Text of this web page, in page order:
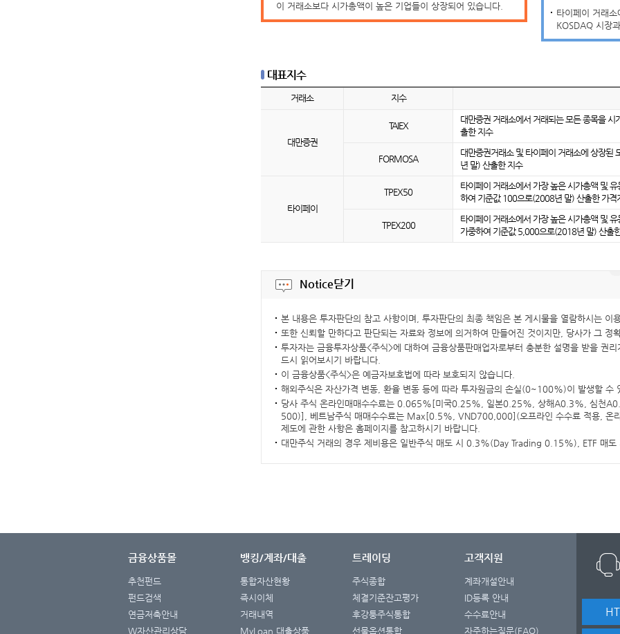
이 거래소보다 시가총액이 높은 기업들이 상장되어 있습니다.
타이페이 거래
KOSDAQ 시장
대표지수
거래소 지수
대만증권
TAIEX
대만증권 거래소에서 거래되는 모든 종목을
출한 지수
FORMOSA
대만증권거래소 및 타이페이 거래소에 상장
년 말) 산출한 지수
타이 페이
TPEX50
타이페이 거래소에서 가장 높은 시가총액 및
하여 기준값 100으로(2008년 말) 산출한 가격
TPEX200
타이페이 거래소에서 가장 높은 시가총액 및
가중하여 기준값 5,000으로(2018년 말) 산출
Notice닫기
본 내용은 투자판단의 참고 사항이며, 투자판단의 최종 책임은 본 게시물을 열람하시는 이
또한 신뢰할 만하다고 판단되는 자료와 정보에 의거하여 만들어진 것이지만, 당사가 그 정
투자자는 금융투자상품<주식>에 대하여 금융상품판매업자로부터 충분한 설명을 받을 권
드시 읽어보시기 바랍니다.
이 금융상품<주식>은 예금자보호법에 따라 보호되지 않습니다.
해외주식은 자산가격 변동, 환율 변동 등에 따라 투자원금의 손실(0~100%)이 발생할 수
당사 주식 온라인매매수수료는 0.065%[미국0.25%, 일본0.25%, 상해A0.3%, 심천
500)], 베트남주식 매매수수료는 Max[0.5%, VND700,000](오프라인 수수료 적용, 온
제도에 관한 사항은 홈페이지를 참고하시기 바랍니다.
대만주식 거래의 경우 제비용은 일반주식 매도 시 0.3%(Day Trading 0.15%), ETF 매도
금융상품몰
추천펀드
펀드검색
연금저축안내
W자산관리상담
뱅킹/계좌/대출
통합자산현황
즉시이체
거래내역
MyLoan 대출상품
트레이딩
주식종합
체결기준잔고평가
후강퉁주식통합
선물옵션통합
고객지원
계좌개설안내
ID등록 안내
수수료안내
자주하는질문(FAQ)